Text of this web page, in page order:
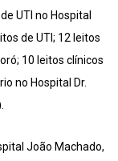
UTI no Hospital
de UTI; 12 leitos
10 leitos clínicos
no Hospital Dr.
João Machado,